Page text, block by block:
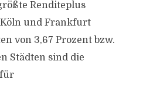
Renditeplus
und Frankfurt
von 3,67 Prozent bzw.
Städten sind die